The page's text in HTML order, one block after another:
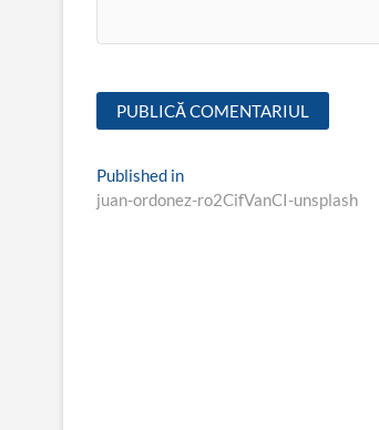
Navigare
în
Published in
juan-ordonez-ro2CifVanCI-unsplash